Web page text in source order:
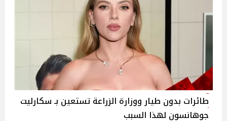
طائرات بدون طيار ووزارة الزراعة تستعين بـ سكارليت
جوهانسون لهذا السبب